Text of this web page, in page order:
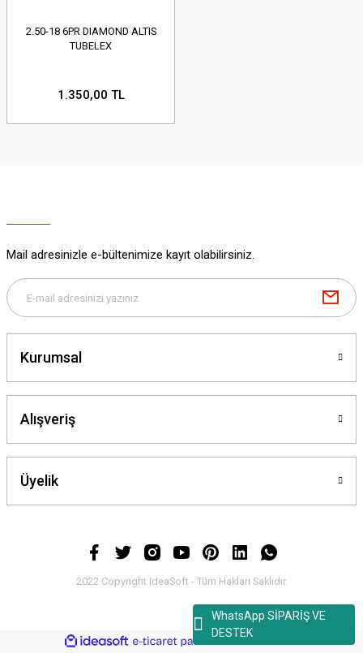
WhatsApp SİPARİŞ VE
DESTEK
2.50-18 6PR DIAMOND ALTIS
TUBELEX
1.350,00 TL
Mail adresinizle e-bültenimize kayıt olabilirsiniz.
Kurumsal
Alışveriş
Üyelik
2022 Copyright IdeaSoft - Tüm Hakları Saklıdır.
ideasoft